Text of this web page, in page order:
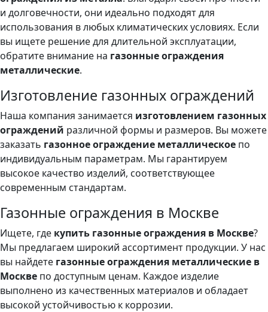
и долговечности, они идеально подходят для
использования в любых климатических условиях. Если
вы ищете решение для длительной эксплуатации,
обратите внимание на газонные ограждения
металлические.
Изготовление газонных ограждений
Наша компания занимается изготовлением газонных
ограждений различной формы и размеров. Вы можете
заказать газонное ограждение металлическое по
индивидуальным параметрам. Мы гарантируем
высокое качество изделий, соответствующее
современным стандартам.
Газонные ограждения в Москве
Ищете, где купить газонные ограждения в Москве?
Мы предлагаем широкий ассортимент продукции. У нас
вы найдете газонные ограждения металлические в
Москве по доступным ценам. Каждое изделие
выполнено из качественных материалов и обладает
высокой устойчивостью к коррозии.